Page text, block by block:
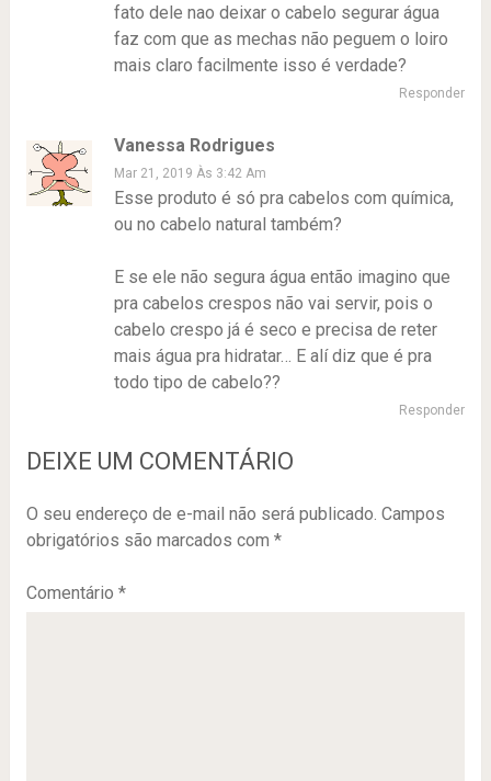
fato dele nao deixar o cabelo segurar água
faz com que as mechas não peguem o loiro
mais claro facilmente isso é verdade?
Responder
Vanessa Rodrigues
Mar 21, 2019 Às 3:42 Am
Esse produto é só pra cabelos com química,
ou no cabelo natural também?
E se ele não segura água então imagino que
pra cabelos crespos não vai servir, pois o
cabelo crespo já é seco e precisa de reter
mais água pra hidratar… E alí diz que é pra
todo tipo de cabelo??
Responder
DEIXE UM COMENTÁRIO
O seu endereço de e-mail não será publicado. Campos
obrigatórios são marcados com *
Comentário *